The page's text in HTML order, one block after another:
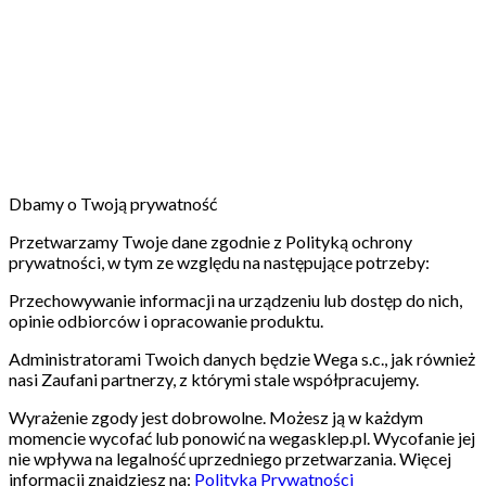
Dbamy o Twoją prywatność
Przetwarzamy Twoje dane zgodnie z Polityką ochrony
prywatności, w tym ze względu na następujące potrzeby:
Przechowywanie informacji na urządzeniu lub dostęp do nich,
opinie odbiorców i opracowanie produktu.
Administratorami Twoich danych będzie Wega s.c., jak również
nasi Zaufani partnerzy, z którymi stale współpracujemy.
Wyrażenie zgody jest dobrowolne. Możesz ją w każdym
momencie wycofać lub ponowić na wegasklep.pl. Wycofanie jej
nie wpływa na legalność uprzedniego przetwarzania. Więcej
informacji znajdziesz na: Polityka Prywatności